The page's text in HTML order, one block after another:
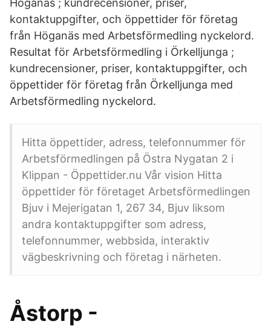
Höganäs ; kundrecensioner, priser,
kontaktuppgifter, och öppettider för företag
från Höganäs med Arbetsförmedling nyckelord.
Resultat för Arbetsförmedling i Örkelljunga ;
kundrecensioner, priser, kontaktuppgifter, och
öppettider för företag från Örkelljunga med
Arbetsförmedling nyckelord.
Hitta öppettider, adress, telefonnummer för
Arbetsförmedlingen på Östra Nygatan 2 i
Klippan - Öppettider.nu Vår vision Hitta
öppettider för företaget Arbetsförmedlingen
Bjuv i Mejerigatan 1, 267 34, Bjuv liksom
andra kontaktuppgifter som adress,
telefonnummer, webbsida, interaktiv
vägbeskrivning och företag i närheten.
Åstorp -